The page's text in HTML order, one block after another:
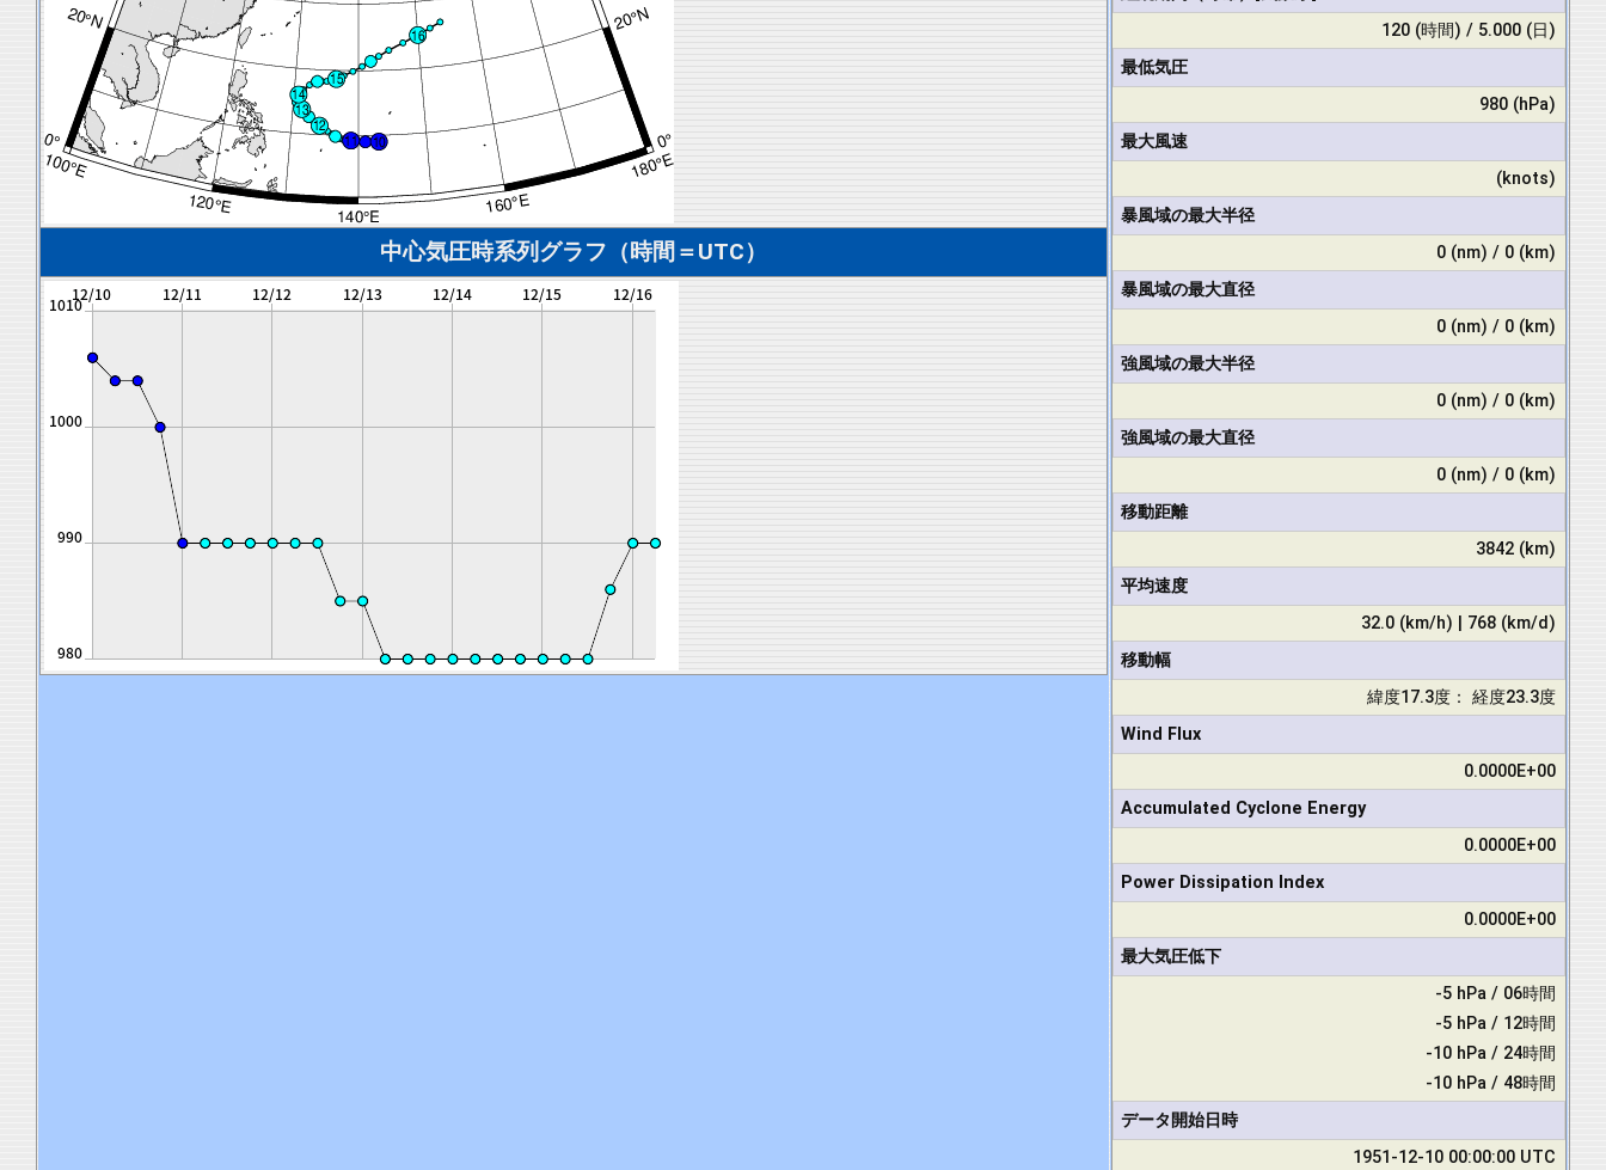
中心気圧時系列グラフ（時間＝UTC）
120 (時間) / 5.000 (日)
最低気圧
980 (hPa)
最大風速
(knots)
暴風域の最大半径
0 (nm) / 0 (km)
暴風域の最大直径
0 (nm) / 0 (km)
強風域の最大半径
0 (nm) / 0 (km)
強風域の最大直径
0 (nm) / 0 (km)
移動距離
3842 (km)
平均速度
32.0 (km/h) | 768 (km/d)
移動幅
緯度17.3度： 経度23.3度
Wind Flux
0.0000E+00
Accumulated Cyclone Energy
0.0000E+00
Power Dissipation Index
0.0000E+00
最大気圧低下
-5 hPa / 06時間
-5 hPa / 12時間
-10 hPa / 24時間
-10 hPa / 48時間
データ開始日時
1951-12-10 00:00:00 UTC